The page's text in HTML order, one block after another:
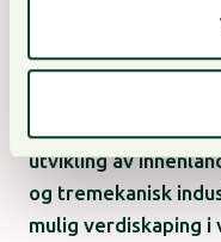
konkurranse,
–
utvikling av
og tremekanisk
mulig verdiskaping